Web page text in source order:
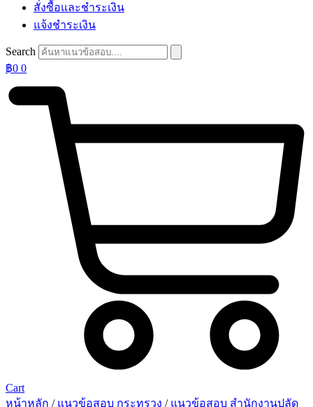
สั่งซื้อและชำระเงิน
แจ้งชำระเงิน
Search
฿0 0
Cart
หน้าหลัก / แนวข้อสอบ กระทรวง / แนวข้อสอบ สำนักงานปลัด